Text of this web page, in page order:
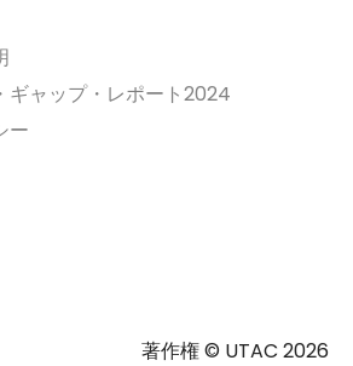
ギャップ・レポート2024
ー
著作権 © UTAC 2026